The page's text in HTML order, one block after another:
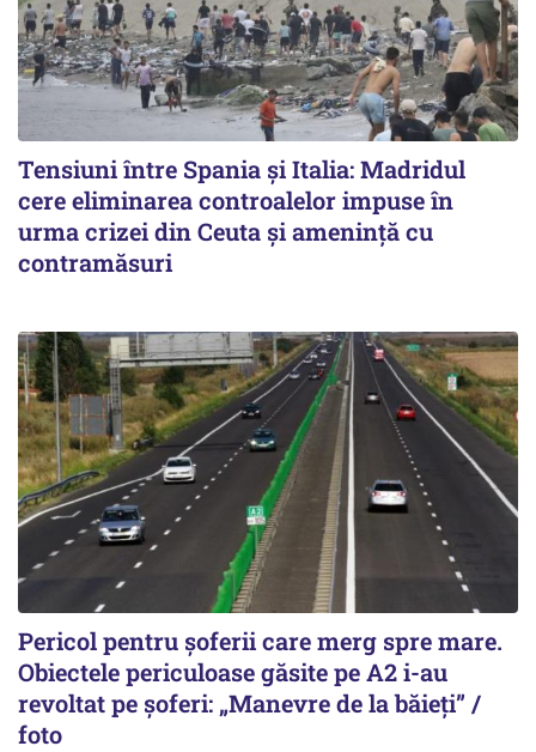
Tensiuni între Spania și Italia: Madridul
cere eliminarea controalelor impuse în
urma crizei din Ceuta și amenință cu
contramăsuri
Pericol pentru șoferii care merg spre mare.
Obiectele periculoase găsite pe A2 i-au
revoltat pe șoferi: „Manevre de la băieți” /
foto